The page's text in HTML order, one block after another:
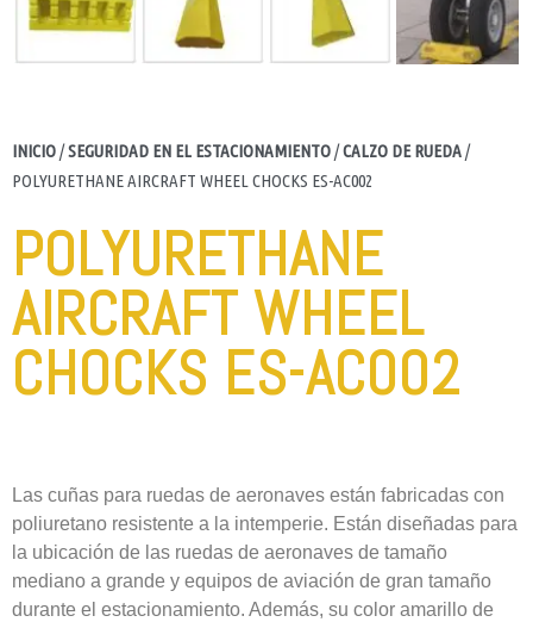
INICIO/SEGURIDAD EN EL ESTACIONAMIENTO/CALZO DE RUEDA/
POLYURETHANE AIRCRAFT WHEEL CHOCKS ES-AC002
POLYURETHANE
AIRCRAFT WHEEL
CHOCKS ES-AC002
Las cuñas para ruedas de aeronaves están fabricadas con
poliuretano resistente a la intemperie. Están diseñadas para
la ubicación de las ruedas de aeronaves de tamaño
mediano a grande y equipos de aviación de gran tamaño
durante el estacionamiento. Además, su color amarillo de